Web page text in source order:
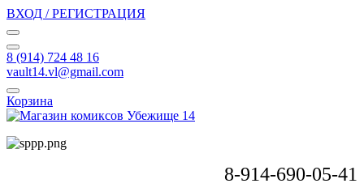
ВХОД / РЕГИСТРАЦИЯ
8 (914) 724 48 16
vault14.vl@gmail.com
Корзина
8-914-690-05-41